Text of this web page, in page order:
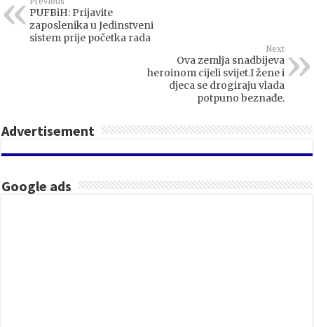
PUFBiH: Prijavite
zaposlenika u Jedinstveni
sistem prije početka rada
Next
Ova zemlja snadbijeva
heroinom cijeli svijet.I žene i
djeca se drogiraju vlada
potpuno beznađe.
Advertisement
Google ads